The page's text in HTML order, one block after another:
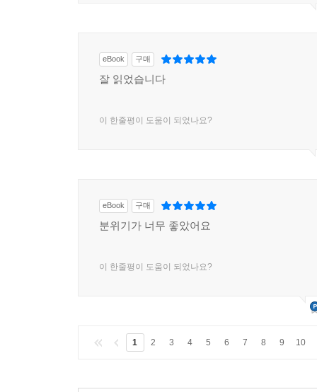
eBook 구매
잘 읽었습니다
이 한줄평이 도움이 되었나요?
eBook 구매
분위기가 너무 좋았어요
이 한줄평이 도움이 되었나요?
1 2 3 4 5 6 7 8 9 10